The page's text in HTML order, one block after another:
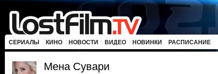
СЕРИАЛЫ КИНО НОВОСТИ ВИДЕО НОВИНКИ РАСПИСАНИЕ
Мена Сувари